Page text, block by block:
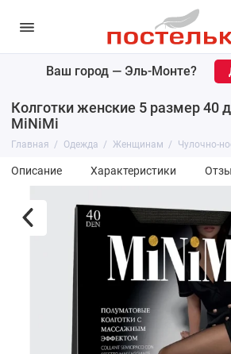
Ваш город — Эль-Монте?
Колготки женские 5 размер 40
MiNiMi
Главная Одежда Женщинам Чулочно-
Описание Характеристики